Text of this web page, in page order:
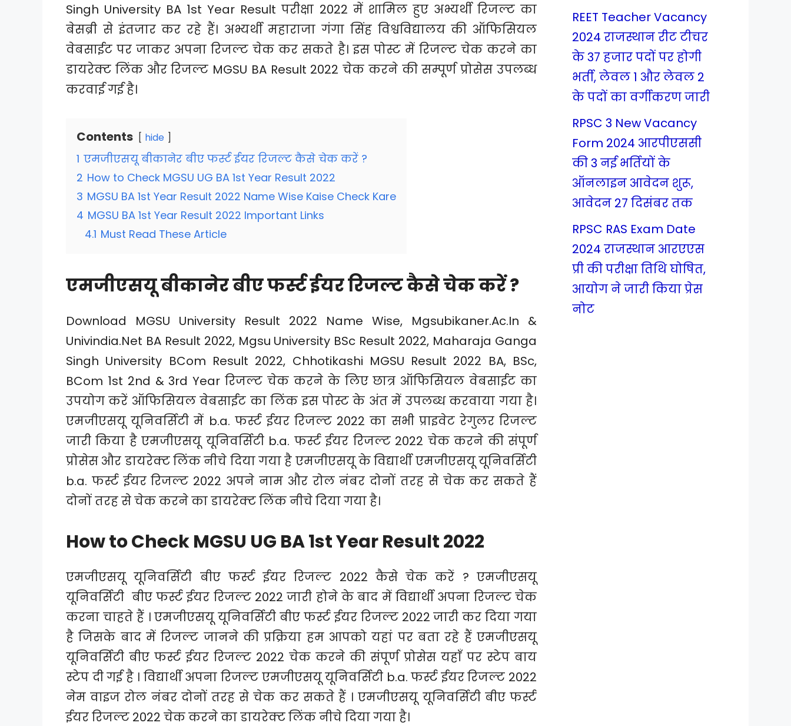
Singh University BA 1st Year Result परीक्षा 2022 में शामिल हुए अभ्यर्थी रिजल्ट का
बेसब्री से इंतजार कर रहे हैं। अभ्यर्थी महाराजा गंगा सिंह विश्वविद्यालय की ऑफिसियल
वेबसाईट पर जाकर अपना रिजल्ट चेक कर सकते है। इस पोस्ट में रिजल्ट चेक करने का
डायरेक्ट लिंक और रिजल्ट MGSU BA Result 2022 चेक करने की सम्पूर्ण प्रोसेस उपलब्ध
करवाई गई है।
Contents hide
1 एमजीएसयू बीकानेर बीए फर्स्ट ईयर रिजल्ट कैसे चेक करें ?
2 How to Check MGSU UG BA 1st Year Result 2022
3 MGSU BA 1st Year Result 2022 Name Wise Kaise Check Kare
4 MGSU BA 1st Year Result 2022 Important Links
4.1 Must Read These Article
एमजीएसयू बीकानेर बीए फर्स्ट ईयर रिजल्ट कैसे चेक करें ?
Download MGSU University Result 2022 Name Wise, Mgsubikaner.Ac.In &
Univindia.Net BA Result 2022, Mgsu University BSc Result 2022, Maharaja Ganga
Singh University BCom Result 2022, Chhotikashi MGSU Result 2022 BA, BSc,
BCom 1st 2nd & 3rd Year रिजल्ट चेक करने के लिए छात्र ऑफिसियल वेबसाईट का
उपयोग करें ऑफिसियल वेबसाईट का लिंक इस पोस्ट के अंत में उपलब्ध करवाया गया है।
एमजीएसयू यूनिवर्सिटी में b.a. फर्स्ट ईयर रिजल्ट 2022 का सभी प्राइवेट रेगुलर रिजल्ट
जारी किया है एमजीएसयू यूनिवर्सिटी b.a. फर्स्ट ईयर रिजल्ट 2022 चेक करने की संपूर्ण
प्रोसेस और डायरेक्ट लिंक नीचे दिया गया है एमजीएसयू के विद्यार्थी एमजीएसयू यूनिवर्सिटी
b.a. फर्स्ट ईयर रिजल्ट 2022 अपने नाम और रोल नंबर दोनों तरह से चेक कर सकते हैं
दोनों तरह से चेक करने का डायरेक्ट लिंक नीचे दिया गया है।
How to Check MGSU UG BA 1st Year Result 2022
एमजीएसयू यूनिवर्सिटी बीए फर्स्ट ईयर रिजल्ट 2022 कैसे चेक करें ? एमजीएसयू
यूनिवर्सिटी बीए फर्स्ट ईयर रिजल्ट 2022 जारी होने के बाद में विद्यार्थी अपना रिजल्ट चेक
करना चाहते हैं । एमजीएसयू यूनिवर्सिटी बीए फर्स्ट ईयर रिजल्ट 2022 जारी कर दिया गया
है जिसके बाद में रिजल्ट जानने की प्रक्रिया हम आपको यहां पर बता रहे हैं एमजीएसयू
यूनिवर्सिटी बीए फर्स्ट ईयर रिजल्ट 2022 चेक करने की संपूर्ण प्रोसेस यहाँ पर स्टेप बाय
स्टेप दी गई है । विद्यार्थी अपना रिजल्ट एमजीएसयू यूनिवर्सिटी b.a. फर्स्ट ईयर रिजल्ट 2022
नेम वाइज रोल नंबर दोनों तरह से चेक कर सकते हैं । एमजीएसयू यूनिवर्सिटी बीए फर्स्ट
ईयर रिजल्ट 2022 चेक करने का डायरेक्ट लिंक नीचे दिया गया है।
REET Teacher Vacancy
2024 राजस्थान रीट टीचर
के 37 हजार पदों पर होगी
भर्ती, लेवल 1 और लेवल 2
के पदों का वर्गीकरण जारी
RPSC 3 New Vacancy
Form 2024 आरपीएससी
की 3 नई भर्तियों के
ऑनलाइन आवेदन शुरू,
आवेदन 27 दिसंबर तक
RPSC RAS Exam Date
2024 राजस्थान आरएएस
प्री की परीक्षा तिथि घोषित,
आयोग ने जारी किया प्रेस
नोट